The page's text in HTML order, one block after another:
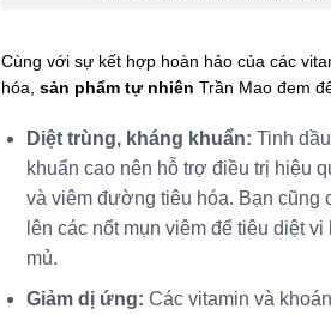
Cùng với sự kết hợp hoàn hảo của các
hóa,sản phẩm tự nhiên Trần Mao đem
Diệt trùng, kháng khuẩn:Tinh
khuẩn cao nên hỗ trợ điều trị hiệu
và viêm đường tiêu hóa. Bạn cũng
lên các nốt mụn viêm để tiêu diệt
mủ.
Giảm dị ứng: Các vitamin và